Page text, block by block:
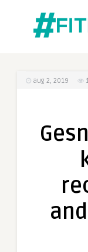
aug 2, 2019